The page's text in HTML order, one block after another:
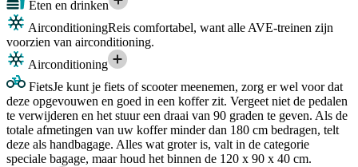
Eten en drinken
AirconditioningReis comfortabel, want alle AVE-treinen zijn
voorzien van airconditioning.
Airconditioning
FietsJe kunt je fiets of scooter meenemen, zorg er wel voor dat
deze opgevouwen en goed in een koffer zit. Vergeet niet de pedalen
te verwijderen en het stuur een draai van 90 graden te geven. Als de
totale afmetingen van uw koffer minder dan 180 cm bedragen, telt
deze als handbagage. Alles wat groter is, valt in de categorie
speciale bagage, maar houd het binnen de 120 x 90 x 40 cm.